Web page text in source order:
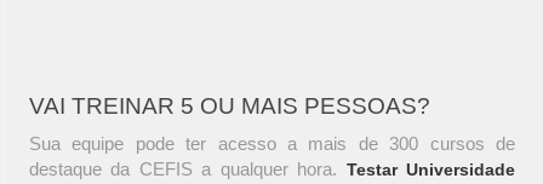
VAI TREINAR 5 OU MAIS PESSOAS?
Sua equipe pode ter acesso a mais de 300 cursos de
destaque da CEFIS a qualquer hora. Testar Universidade